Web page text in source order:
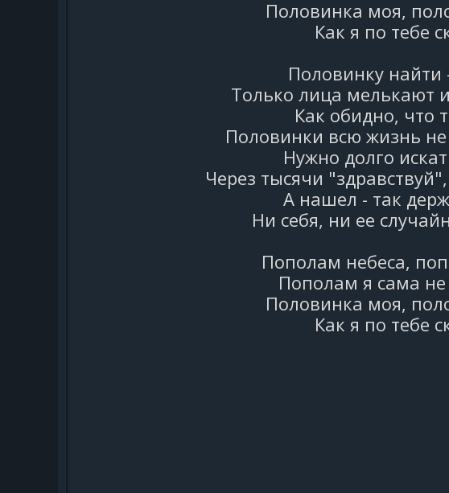
Половинка моя,
Как я по тебе
Половинку найти
Только лица мелькают
Как обидно, что
Половинки всю жизнь
Нужно долго
Через тысячи
А нашел - так
Ни себя, ни ее
Пополам небеса,
Пополам я сама не
Половинка моя,
Как я по тебе